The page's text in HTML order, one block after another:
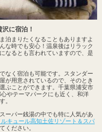
に宿泊！
泊まりたくなることもありますよ
な時でも安心！温泉後はリラック
なるとも言われていますので、是
なく宿泊も可能です。スタンダー
が用意されているので、そのとき
ぶことができます。千葉県浦安市
やテーマパークにも近く、和洋
。
ーパー銭湯の中でも特に人気があ
ルキュール高知土佐リゾート＆スパ
ください。